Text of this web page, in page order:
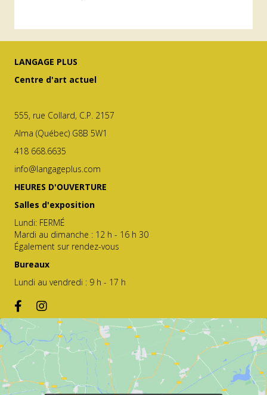
LANGAGE PLUS
Centre d'art actuel
555, rue Collard, C.P. 2157
Alma (Québec) G8B 5W1
418 668.6635
info@langageplus.com
HEURES D'OUVERTURE
Salles d'exposition
Lundi: FERMÉ
Mardi au dimanche : 12 h - 16 h 30
Également sur rendez-vous
Bureaux
Lundi au vendredi : 9 h - 17 h